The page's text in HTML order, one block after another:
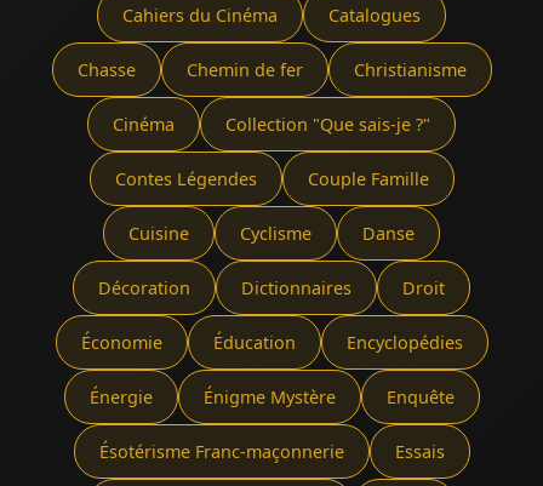
Cahiers du Cinéma Catalogues
Chasse Chemin de fer Christianisme
Cinéma Collection "Que sais-je ?"
Contes Légendes Couple Famille
Cuisine Cyclisme Danse
Décoration Dictionnaires Droit
Économie Éducation Encyclopédies
Énergie Énigme Mystère Enquête
Ésotérisme Franc-maçonnerie Essais